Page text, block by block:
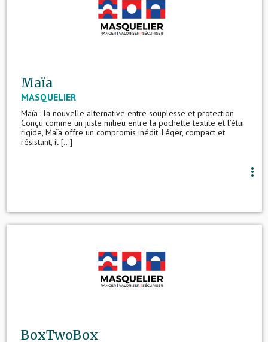
Maïa
MASQUELIER
Maïa : la nouvelle alternative entre souplesse et protection
Conçu comme un juste milieu entre la pochette textile et l’étui
rigide, Maïa offre un compromis inédit. Léger, compact et
résistant, il [...]
more_vert
BoxTwoBox